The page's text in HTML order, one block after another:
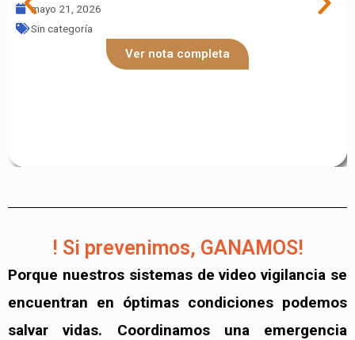
mayo 21, 2026
Sin categoría
Ver nota completa
! Si prevenimos, GANAMOS!
Porque nuestros sistemas de video vigilancia se
encuentran en óptimas condiciones podemos
salvar vidas. Coordinamos una emergencia